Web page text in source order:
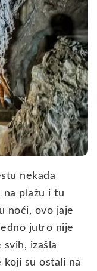
nekada
na plažu i tu
noći, ovo jaje
jutro nije
izašla
su ostali na